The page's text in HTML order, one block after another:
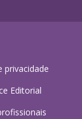
privacidade
Editorial